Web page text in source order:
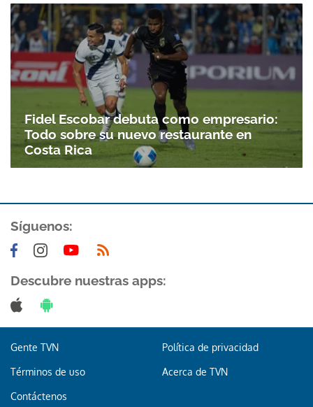
Fidel Escobar debuta como empresario:
Todo sobre su nuevo restaurante en
Costa Rica
Síguenos:
Descubre nuestras apps:
Gente TVN Política de privacidad
Términos de uso Acerca de TVN
Contáctenos